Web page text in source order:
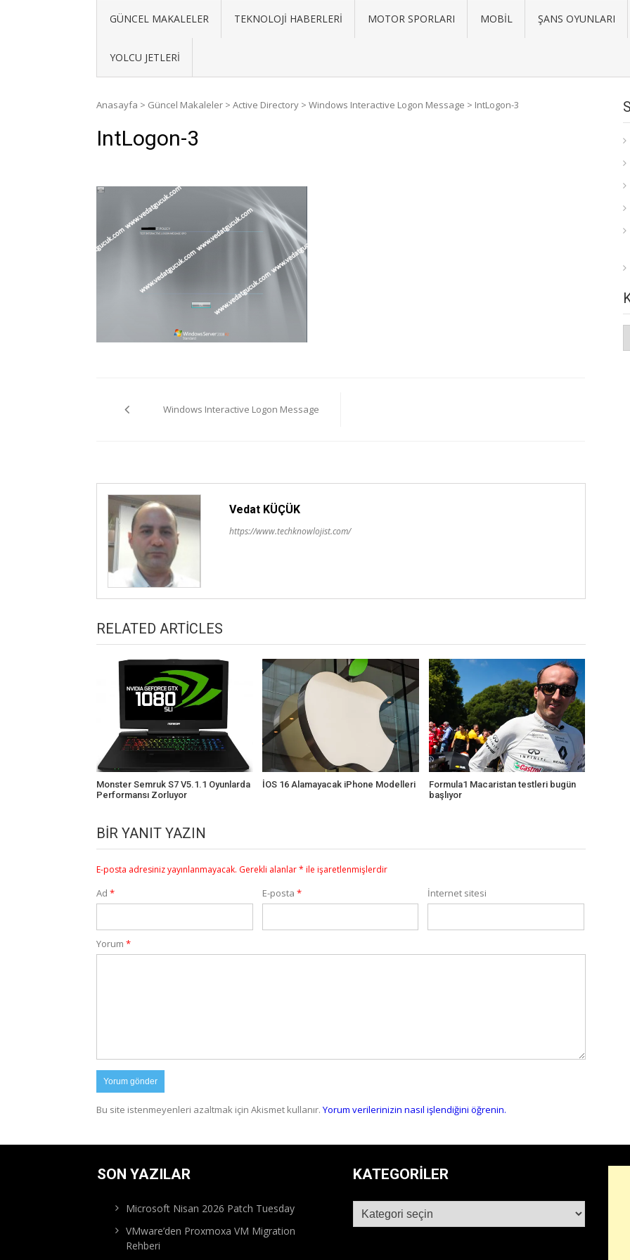
GÜNCEL MAKALELER TEKNOLOJI HABERLERI MOTOR SPORLARI MOBIL ŞANS OYUNLARI
YOLCU JETLERI
Anasayfa > Güncel Makaleler > Active Directory > Windows Interactive Logon Message > IntLogon-3
IntLogon-3
gezinmesi
Windows Interactive Logon Message
Vedat KÜÇÜK
https://www.techknowlojist.com/
RELATED ARTICLES
Monster Semruk S7 V5.1.1 Oyunlarda
Performansı Zorluyor
İOS 16 Alamayacak iPhone Modelleri
Formula1 Macaristan testleri bugün
başlıyor
BIR YANIT YAZIN
E-posta adresiniz yayınlanmayacak. Gerekli alanlar* ile işaretlenmişlerdir
Ad * E-posta * İnternet sitesi
Yorum *
Bu site istenmeyenleri azaltmak için Akismet kullanır. Yorum verilerinizin nasıl işlendiğini öğrenin.
SON YAZILAR
Microsoft Nisan 2026 Patch Tuesday
VMware’den Proxmoxa VM Migration
Rehberi
KATEGORILER